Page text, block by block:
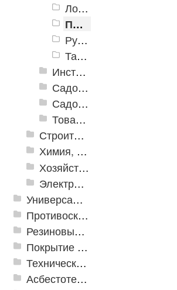
Лопаты, вилы, грабли, мотыги
Принадлежности для работы с почвой
Ручные инструменты для почвы
Тачки
Инструменты для растений
Садовая техника
Садовый декор
Товары для отдыха и пикника
Строительная Химия и принадлежности
Химия, крепеж, СИЗ
Хозяйственные принадлежности
Электрика и свет
Универсальные модульные покрытия
Противоскользящая защита для лестниц, профили, ленты
Резиновые и ПВХ дорожки
Покрытие из резиновой крошки
Техническая резина
Асбестотехнические и теплоизоляционные материалы